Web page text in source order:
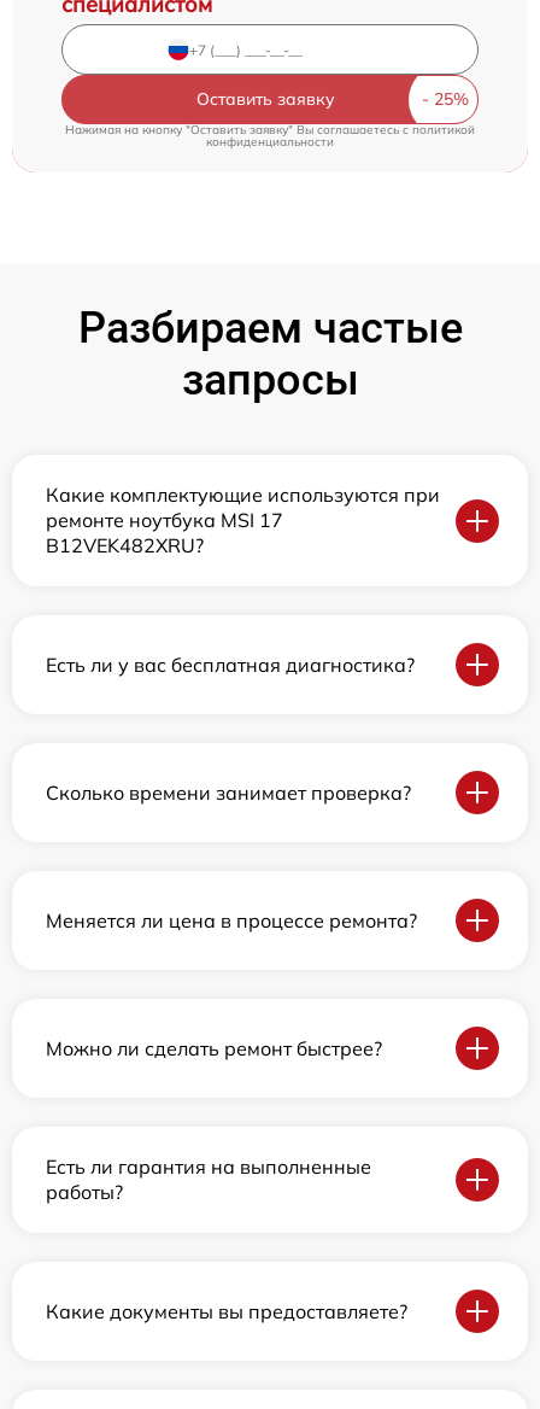
Оставить заявку
Нажимая на кнопку "Оставить заявку" Вы соглашаетесь c политикой
конфиденциальности
Разбираем частые
запросы
Какие комплектующие используются при
ремонте ноутбука MSI 17
B12VEK482XRU?
Есть ли у вас бесплатная диагностика?
Сколько времени занимает проверка?
Меняется ли цена в процессе ремонта?
Можно ли сделать ремонт быстрее?
Есть ли гарантия на выполненные
работы?
Какие документы вы предоставляете?